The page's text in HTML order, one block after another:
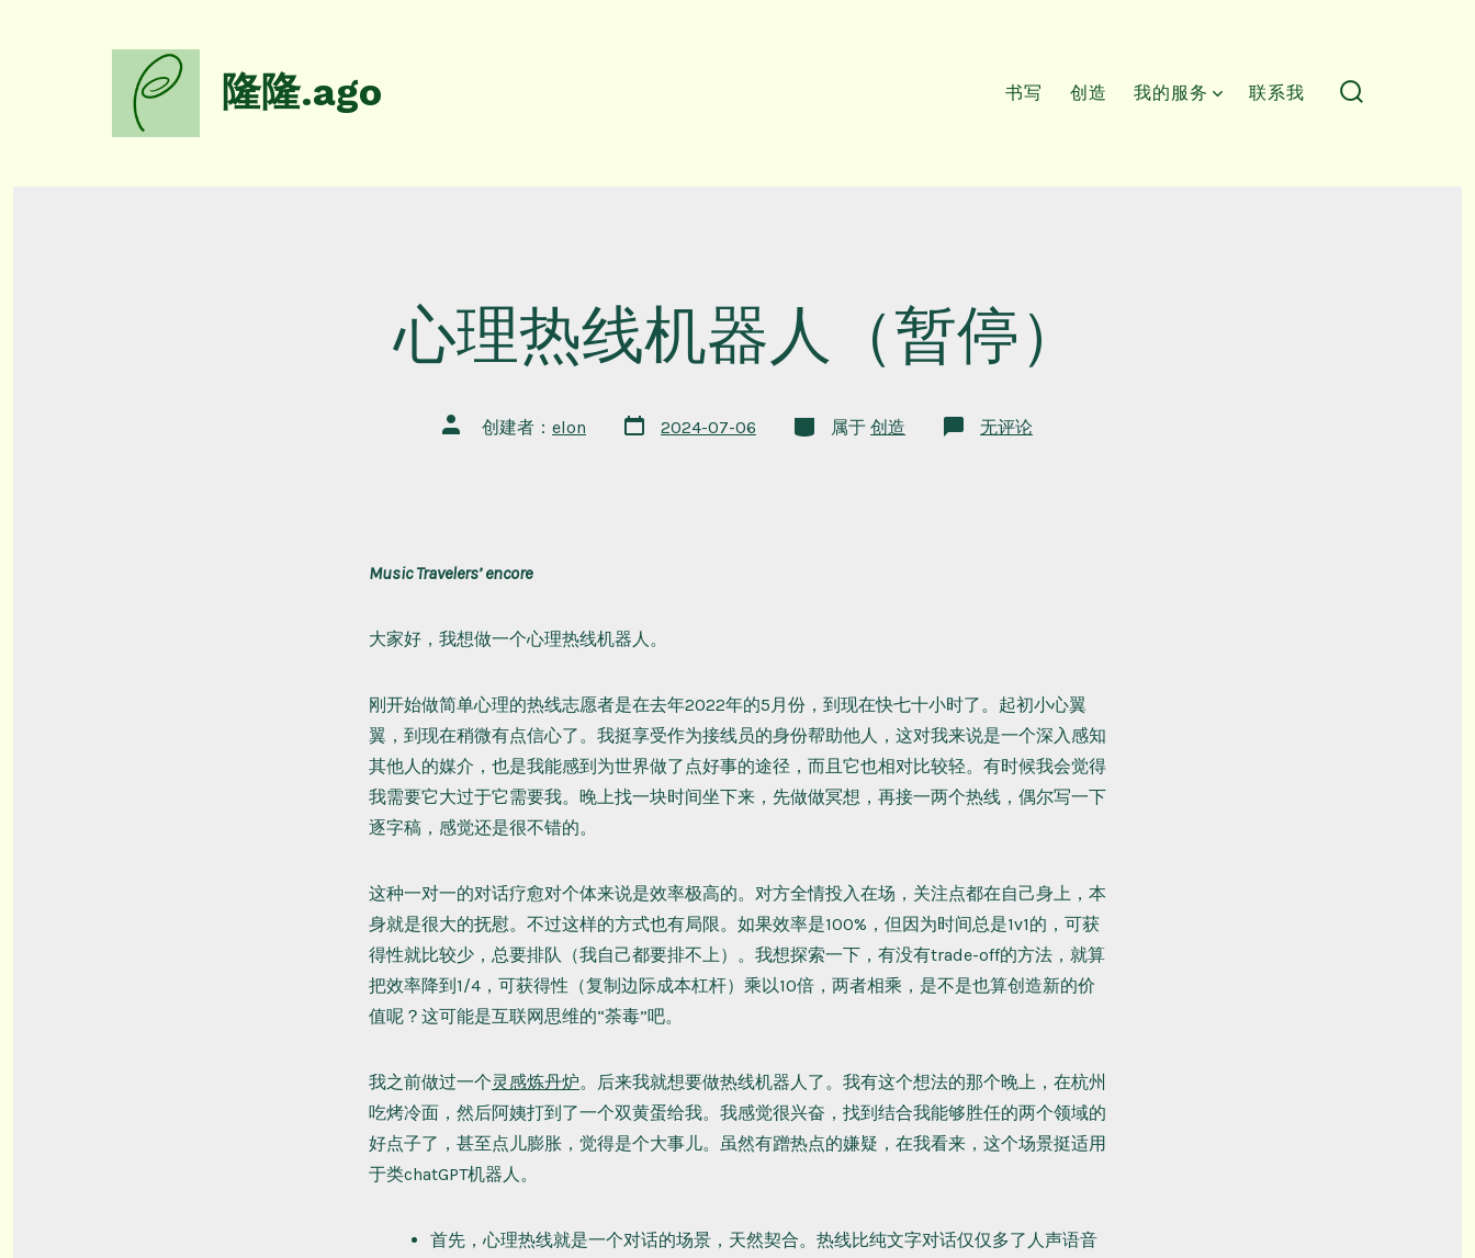
隆隆.ago 书写 创造 我的服务 联系我
心理热线机器人（暂停）
文
章
创建者： elon
文
章
2024-07-06
类
别
属于 创造
心
无评论
Music Travelers’ encore
大家好，我想做一个心理热线机器人。
刚开始做简单心理的热线志愿者是在去年2022年的5月份，到现在快七十小时了。起初小心翼
翼，到现在稍微有点信心了。我挺享受作为接线员的身份帮助他人，这对我来说是一个深入感知
其他人的媒介，也是我能感到为世界做了点好事的途径，而且它也相对比较轻。有时候我会觉得
我需要它大过于它需要我。晚上找一块时间坐下来，先做做冥想，再接一两个热线，偶尔写一下
逐字稿，感觉还是很不错的。
这种一对一的对话疗愈对个体来说是效率极高的。对方全情投入在场，关注点都在自己身上，本
身就是很大的抚慰。不过这样的方式也有局限。如果效率是100%，但因为时间总是1v1的，可获
得性就比较少，总要排队（我自己都要排不上）。我想探索一下，有没有trade-off的方法，就算
把效率降到1/4，可获得性（复制边际成本杠杆）乘以10倍，两者相乘，是不是也算创造新的价
值呢？这可能是互联网思维的“荼毒”吧。
我之前做过一个灵感炼丹炉。后来我就想要做热线机器人了。我有这个想法的那个晚上，在杭州
吃烤冷面，然后阿姨打到了一个双黄蛋给我。我感觉很兴奋，找到结合我能够胜任的两个领域的
好点子了，甚至点儿膨胀，觉得是个大事儿。虽然有蹭热点的嫌疑，在我看来，这个场景挺适用
于类chatGPT机器人。
首先，心理热线就是一个对话的场景，天然契合。热线比纯文字对话仅仅多了人声语音